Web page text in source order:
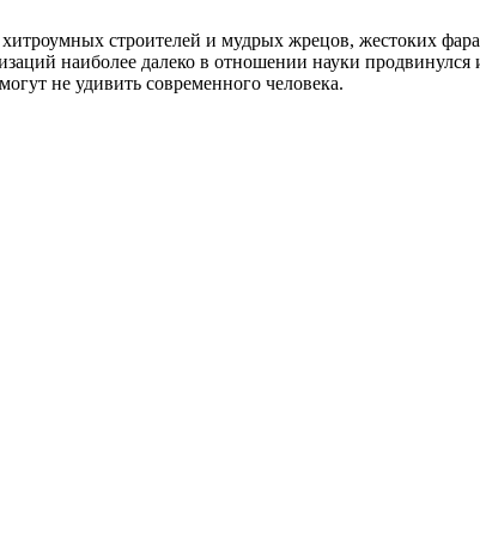
строителей и мудрых жрецов, жестоких
наиболее далеко в отношении науки
не удивить современного человека.